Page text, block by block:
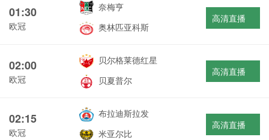
01:30
欧冠
奈梅亨
奥林匹亚科斯
高清直播
02:00
欧冠
贝尔格莱德红星
贝夏普尔
高清直播
02:15
欧冠
布拉迪斯拉发
米亚尔比
高清直播